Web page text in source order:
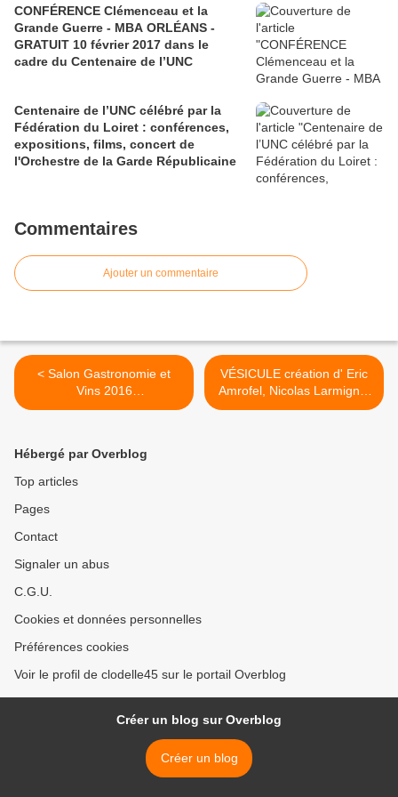
CONFÉRENCE Clémenceau et la
Grande Guerre - MBA ORLÉANS -
GRATUIT 10 février 2017 dans le
cadre du Centenaire de l’UNC
Centenaire de l’UNC célébré par la
Fédération du Loiret : conférences,
expositions, films, concert de
l'Orchestre de la Garde Républicaine
Commentaires
Ajouter un commentaire
< Salon Gastronomie et
Vins 2016
@ParcExpoOrleans...
VÉSICULE création d' Eric
Amrofel, Nicolas Larmignat
et Gabriel Lemaire pour
Hébergé par Overblog
Top articles
Pages
Contact
Signaler un abus
C.G.U.
Cookies et données personnelles
Préférences cookies
Voir le profil de clodelle45 sur le portail Overblog
Créer un blog sur Overblog
Créer un blog